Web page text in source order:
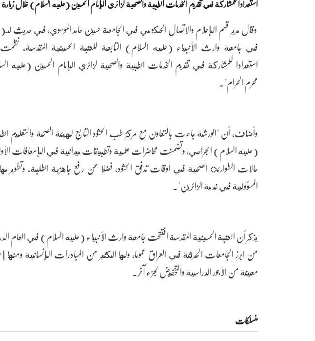
وقال مدير قسم الإعلام والاتصال الحكومي في الجامعة حسين حامد الموسوي، في حديث
في جامعة وارث الأنبياء (عليه السلام) التابعة للعتبة الحسينية المقدسة،
استعدادا للمشاركة في تقديم الخدمات الطبية والصحية لزائري الإمام الحسين (عليه
محرم الحرام".
وأضاف، أن "الورشة جاءت بالتعاون مع مركز طب الحشود التابع لهيئة الصحة والتعليم
(عليه السلام) الجراحي، وتضمنت محاضرات علمية وتطبيقات ميدانية في الإسعافات
حالات الطوارئ الصحية في أوقات تدفق الحشود، فضلا عن رفع جاهزية الطلبة، وتطوير
المسؤولية في خدمة الزائرين".
من ابرز الجامعات الحديثة في العراق عموما، ولها الكثير من المبادرات الإنسانية
معينة من الأجور الدراسية والتخفيض لجزء آخر.
منسلکات